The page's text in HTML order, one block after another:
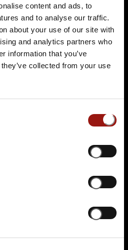
content and ads, to
and to analyse our traffic.
about your use of our site with
and analytics partners who
information that you’ve
collected from your use